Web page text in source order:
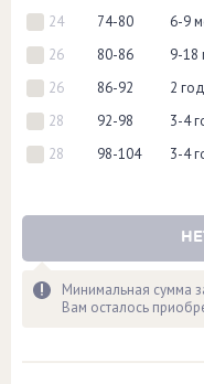
24
74-80 6-9
26
80-86 9-18
26
86-92 2
28
92-98 3-4
28
98-104 3-4
Минимальная сумма
Вам осталось